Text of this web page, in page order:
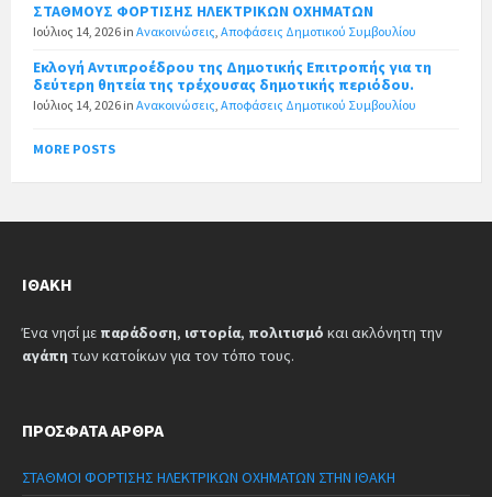
ΣΤΑΘΜΟΥΣ ΦΟΡΤΙΣΗΣ ΗΛΕΚΤΡΙΚΩΝ ΟΧΗΜΑΤΩΝ
Ιούλιος 14, 2026 in Ανακοινώσεις Αποφάσεις Δημοτικού Συμβουλίου
Εκλογή Αντιπροέδρου της Δημοτικής Επιτροπής για τη
δεύτερη θητεία της τρέχουσας δημοτικής περιόδου.
Ιούλιος 14, 2026 in Ανακοινώσεις Αποφάσεις Δημοτικού Συμβουλίου
MORE POSTS
ΙΘΆΚΗ
Ένα νησί με παράδοση, ιστορία, πολιτισμό και ακλόνητη την
αγάπη των κατοίκων για τον τόπο τους.
ΠΡΌΣΦΑΤΑ ΆΡΘΡΑ
ΣΤΑΘΜΟΙ ΦΟΡΤΙΣΗΣ ΗΛΕΚΤΡΙΚΩΝ ΟΧΗΜΑΤΩΝ ΣΤΗΝ ΙΘΑΚΗ